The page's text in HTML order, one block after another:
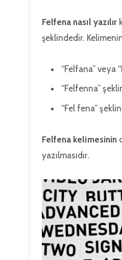
Felfena nasıl yazılır
şeklindedir.
“Felfana” veya
“Felfenna”
“Fel fena”
Felfena kelimesinin
yazılmasıdır.